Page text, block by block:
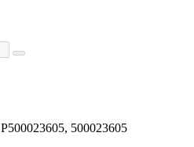
500023605